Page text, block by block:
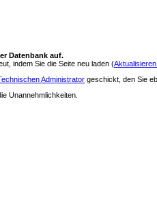
Datenbank auf.
indem Sie die Seite neu laden (
Administrator geschickt, den Sie
Unannehmlichkeiten.